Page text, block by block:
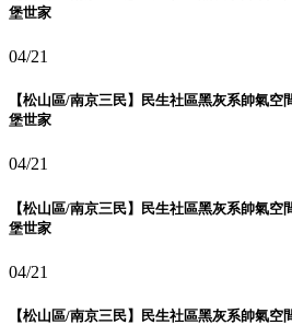
堡世家
04/21
【松山區/南京三民】民生社區黑灰系帥氣
堡世家
04/21
【松山區/南京三民】民生社區黑灰系帥氣
堡世家
04/21
【松山區/南京三民】民生社區黑灰系帥氣